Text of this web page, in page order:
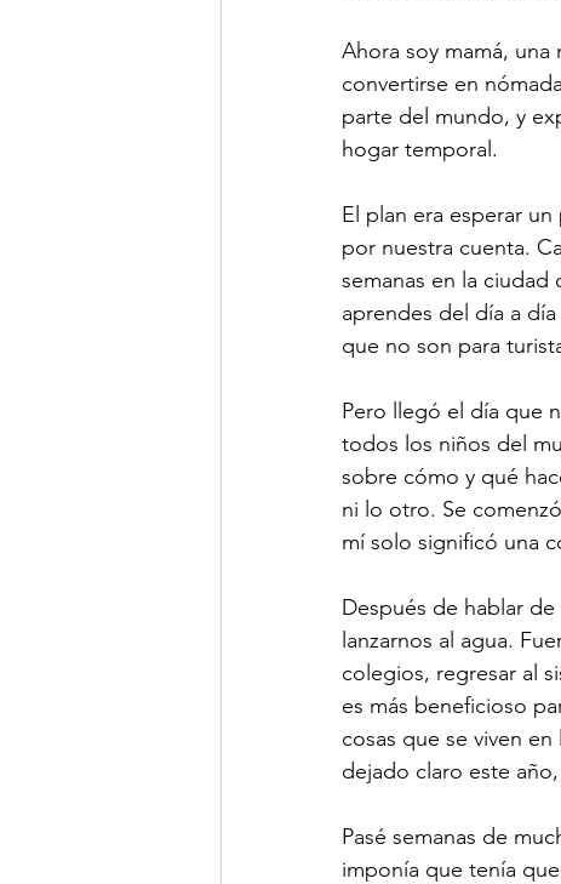
Ahora soy mamá,
convertirse en
parte del mundo, y
hogar temporal.
El plan era esperar
por nuestra cuenta.
semanas en la ciudad
aprendes del día a
que no son para
Pero llegó el día que
todos los niños del
sobre cómo y qué
ni lo otro. Se
mí solo significó una
Después de hablar
lanzarnos al agua.
colegios, regresar al
es más beneficioso
cosas que se viven
dejado claro este
Pasé semanas de
imponía que tenía